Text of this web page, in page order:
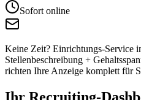
Sofort online
Keine Zeit? Einrichtungs-Service
Stellenbeschreibung +
richten Ihre Anzeige komplett für